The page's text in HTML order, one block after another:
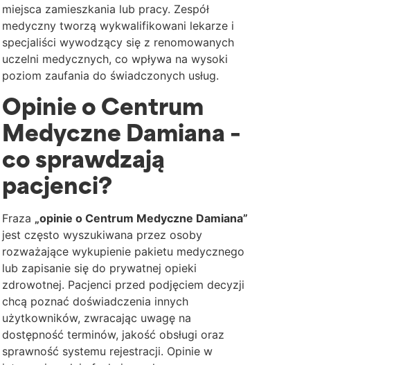
miejsca zamieszkania lub pracy. Zespół
medyczny tworzą wykwalifikowani lekarze i
specjaliści wywodzący się z renomowanych
uczelni medycznych, co wpływa na wysoki
poziom zaufania do świadczonych usług.
Opinie o Centrum
Medyczne Damiana –
co sprawdzają
pacjenci?
Fraza „opinie o Centrum Medyczne Damiana”
jest często wyszukiwana przez osoby
rozważające wykupienie pakietu medycznego
lub zapisanie się do prywatnej opieki
zdrowotnej. Pacjenci przed podjęciem decyzji
chcą poznać doświadczenia innych
użytkowników, zwracając uwagę na
dostępność terminów, jakość obsługi oraz
sprawność systemu rejestracji. Opinie w